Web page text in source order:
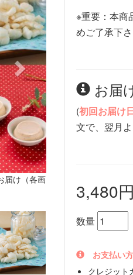
届け（各画
※重要：本商
めご了承下さ
お届
(初回お届け
文で、翌月
3,480
数量
お支払い
クレジット